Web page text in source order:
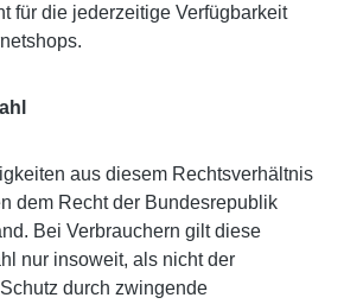
für die jederzeitige Verfügbarkeit
aus diesem Rechtsverhältnis
dem Recht der Bundesrepublik
Bei Verbrauchern gilt diese
nur insoweit, als nicht der
durch zwingende